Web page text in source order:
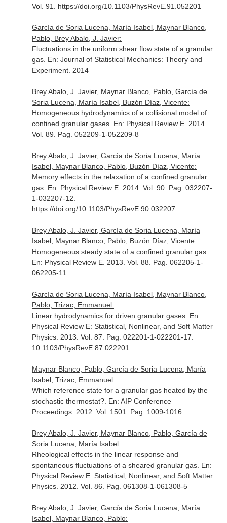
Vol. 91. https://doi.org/10.1103/PhysRevE.91.052201
García de Soria Lucena, María Isabel, Maynar Blanco,
Pablo, Brey Abalo, J. Javier:
Fluctuations in the uniform shear flow state of a granular
gas. En: Journal of Statistical Mechanics: Theory and
Experiment. 2014
Brey Abalo, J. Javier, Maynar Blanco, Pablo, García de
Soria Lucena, María Isabel, Buzón Díaz, Vicente:
Homogeneous hydrodynamics of a collisional model of
confined granular gases. En: Physical Review E. 2014.
Vol. 89. Pag. 052209-1-052209-8
Brey Abalo, J. Javier, García de Soria Lucena, María
Isabel, Maynar Blanco, Pablo, Buzón Díaz, Vicente:
Memory effects in the relaxation of a confined granular
gas. En: Physical Review E. 2014. Vol. 90. Pag. 032207-
1-032207-12.
https://doi.org/10.1103/PhysRevE.90.032207
Brey Abalo, J. Javier, García de Soria Lucena, María
Isabel, Maynar Blanco, Pablo, Buzón Díaz, Vicente:
Homogeneous steady state of a confined granular gas.
En: Physical Review E. 2013. Vol. 88. Pag. 062205-1-
062205-11
García de Soria Lucena, María Isabel, Maynar Blanco,
Pablo, Trizac, Emmanuel:
Linear hydrodynamics for driven granular gases. En:
Physical Review E: Statistical, Nonlinear, and Soft Matter
Physics. 2013. Vol. 87. Pag. 022201-1-022201-17.
10.1103/PhysRevE.87.022201
Maynar Blanco, Pablo, García de Soria Lucena, María
Isabel, Trizac, Emmanuel:
Which reference state for a granular gas heated by the
stochastic thermostat?. En: AIP Conference
Proceedings. 2012. Vol. 1501. Pag. 1009-1016
Brey Abalo, J. Javier, Maynar Blanco, Pablo, García de
Soria Lucena, María Isabel:
Rheological effects in the linear response and
spontaneous fluctuations of a sheared granular gas. En:
Physical Review E: Statistical, Nonlinear, and Soft Matter
Physics. 2012. Vol. 86. Pag. 061308-1-061308-5
Brey Abalo, J. Javier, García de Soria Lucena, María
Isabel, Maynar Blanco, Pablo: